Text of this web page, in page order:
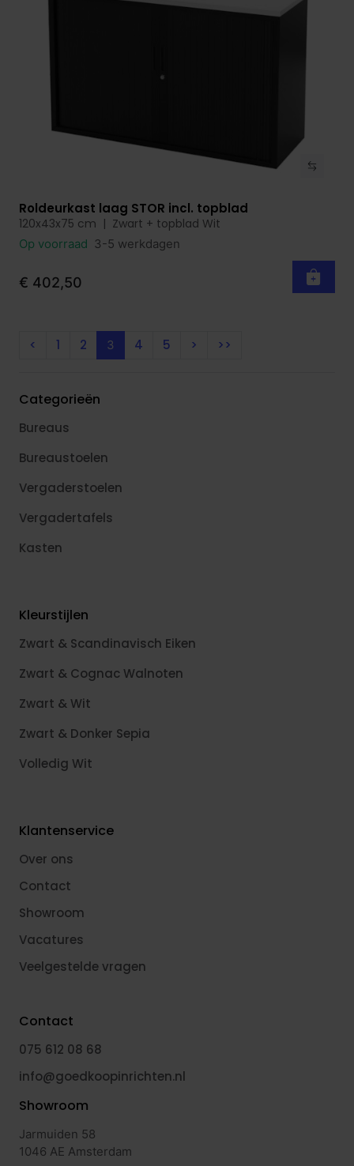
Bekijk product
Roldeurkast laag STOR incl. topblad
120x43x75 cm | Zwart + topblad Wit
Op voorraad 3-5 werkdagen
€ 402,50
< 1 2 3 4 5 > >>
Categorieën
Bureaus
Bureaustoelen
Vergaderstoelen
Vergadertafels
Kasten
Kleurstijlen
Zwart & Scandinavisch Eiken
Zwart & Cognac Walnoten
Zwart & Wit
Zwart & Donker Sepia
Volledig Wit
Klantenservice
Over ons
Contact
Showroom
Vacatures
Veelgestelde vragen
Contact
075 612 08 68
info@goedkoopinrichten.nl
Showroom
Jarmuiden 58
1046 AE Amsterdam